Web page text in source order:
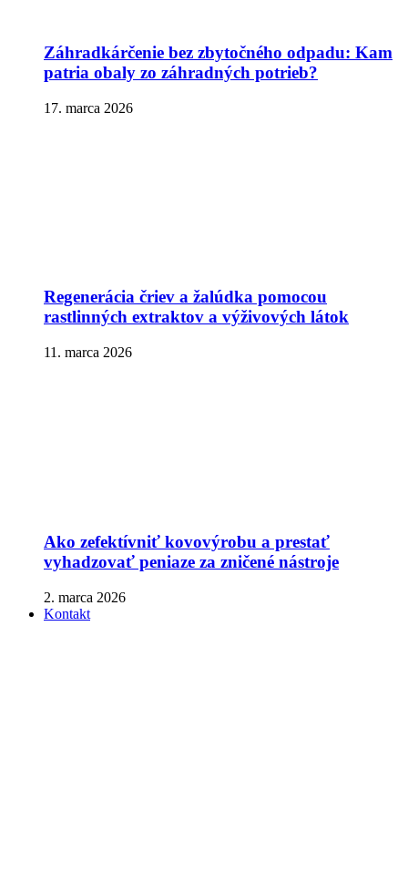
Záhradkárčenie bez zbytočného odpadu: Kam
patria obaly zo záhradných potrieb?
17. marca 2026
Regenerácia čriev a žalúdka pomocou
rastlinných extraktov a výživových látok
11. marca 2026
Ako zefektívniť kovovýrobu a prestať
vyhadzovať peniaze za zničené nástroje
2. marca 2026
Kontakt